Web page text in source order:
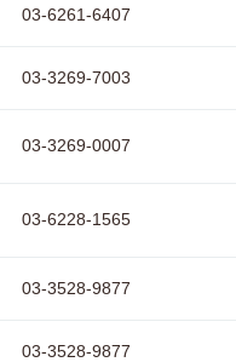
03-6261-6407
03-3269-7003
03-3269-0007
03-6228-1565
03-3528-9877
03-3528-9877